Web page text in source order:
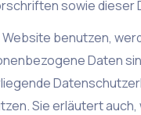
sowie dieser
Website benutzen,
Daten
Sie erläutert